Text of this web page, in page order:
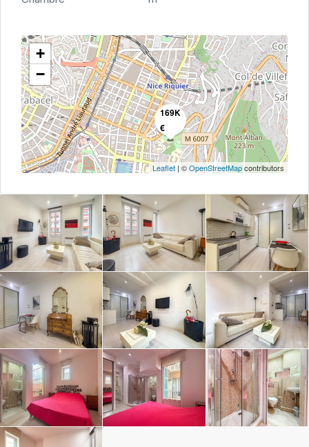
169K
€
+
−
Leaflet| ©OpenStreetMapcontributors